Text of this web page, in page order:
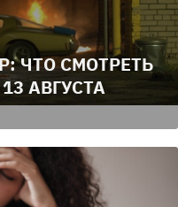
ЧТО СМОТРЕТЬ
АВГУСТА